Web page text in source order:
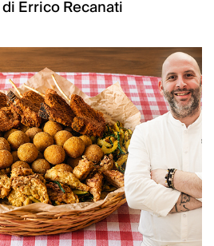
Errico Recanati